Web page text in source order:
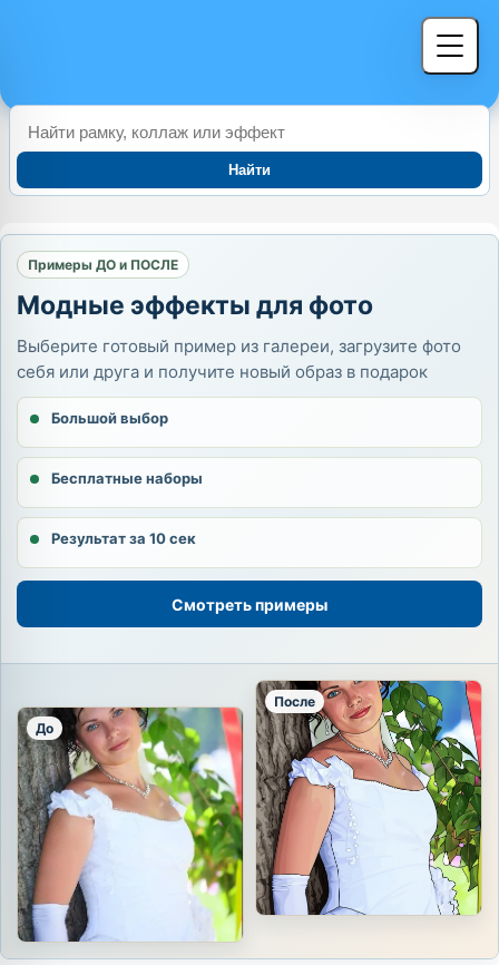
Найти
Примеры ДО и ПОСЛЕ
Модные эффекты для фото
Выберите готовый пример из галереи, загрузите фото
себя или друга и получите новый образ в подарок
Большой выбор
Бесплатные наборы
Результат за 10 сек
Смотреть примеры
До
После